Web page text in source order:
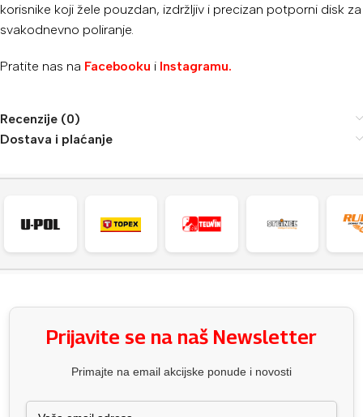
korisnike koji žele pouzdan, izdržljiv i precizan potporni disk za
svakodnevno poliranje.
Pratite nas na Facebooku i Instagramu.
Recenzije (0)
Dostava i plaćanje
Prijavite se na naš Newsletter
Primajte na email akcijske ponude i novosti